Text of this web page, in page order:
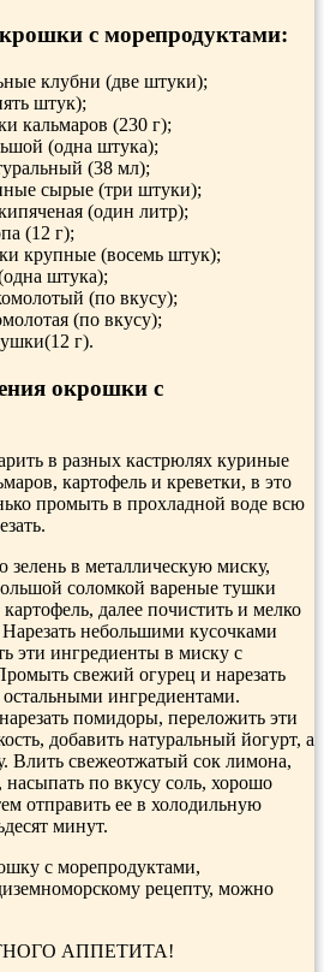
с морепродуктами:
клубни (две штуки);
штук);
кальмаров (230 г);
(одна штука);
(38 мл);
сырые (три штуки);
(один литр);
(12 г);
крупные (восемь штук);
штука);
(по вкусу);
(по вкусу);
г).
окрошки с
в разных кастрюлях куриные
картофель и креветки, в это
промыть в прохладной воде всю
зелень в металлическую миску,
соломкой вареные тушки
далее почистить и мелко
небольшими кусочками
эти ингредиенты в миску с
свежий огурец и нарезать
ингредиентами.
помидоры, переложить эти
добавить натуральный йогурт, а
Влить свежеотжатый сок лимона,
по вкусу соль, хорошо
отправить ее в холодильную
минут.
с морепродуктами,
рецепту, можно
АППЕТИТА!